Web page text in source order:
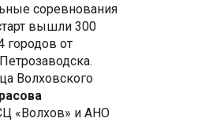
соревнования
вышли 300
городов от
Волховского
«Волхов» и АНО